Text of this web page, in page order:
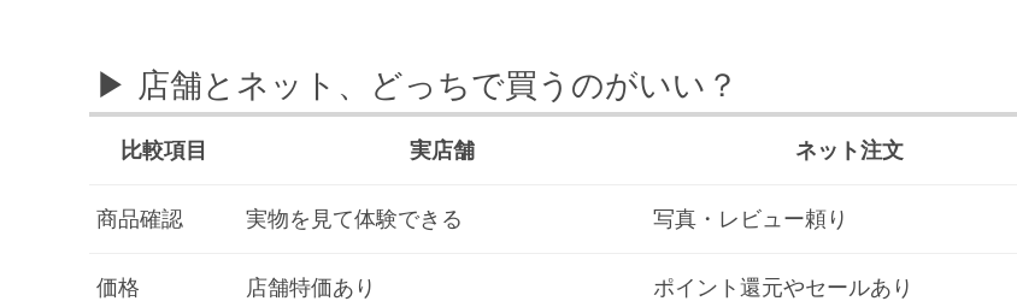
▶ 店舗とネット、どっちで買うのがいい？
比較項目 実店舗 ネット注文
商品確認 実物を見て体験できる 写真・レビュー頼り
価格 店舗特価あり ポイント還元やセールあり